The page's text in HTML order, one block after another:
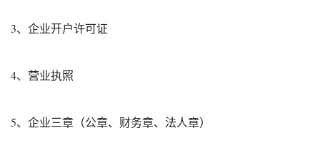
3、企业开户许可证
4、营业执照
5、企业三章（公章、财务章、法人章）